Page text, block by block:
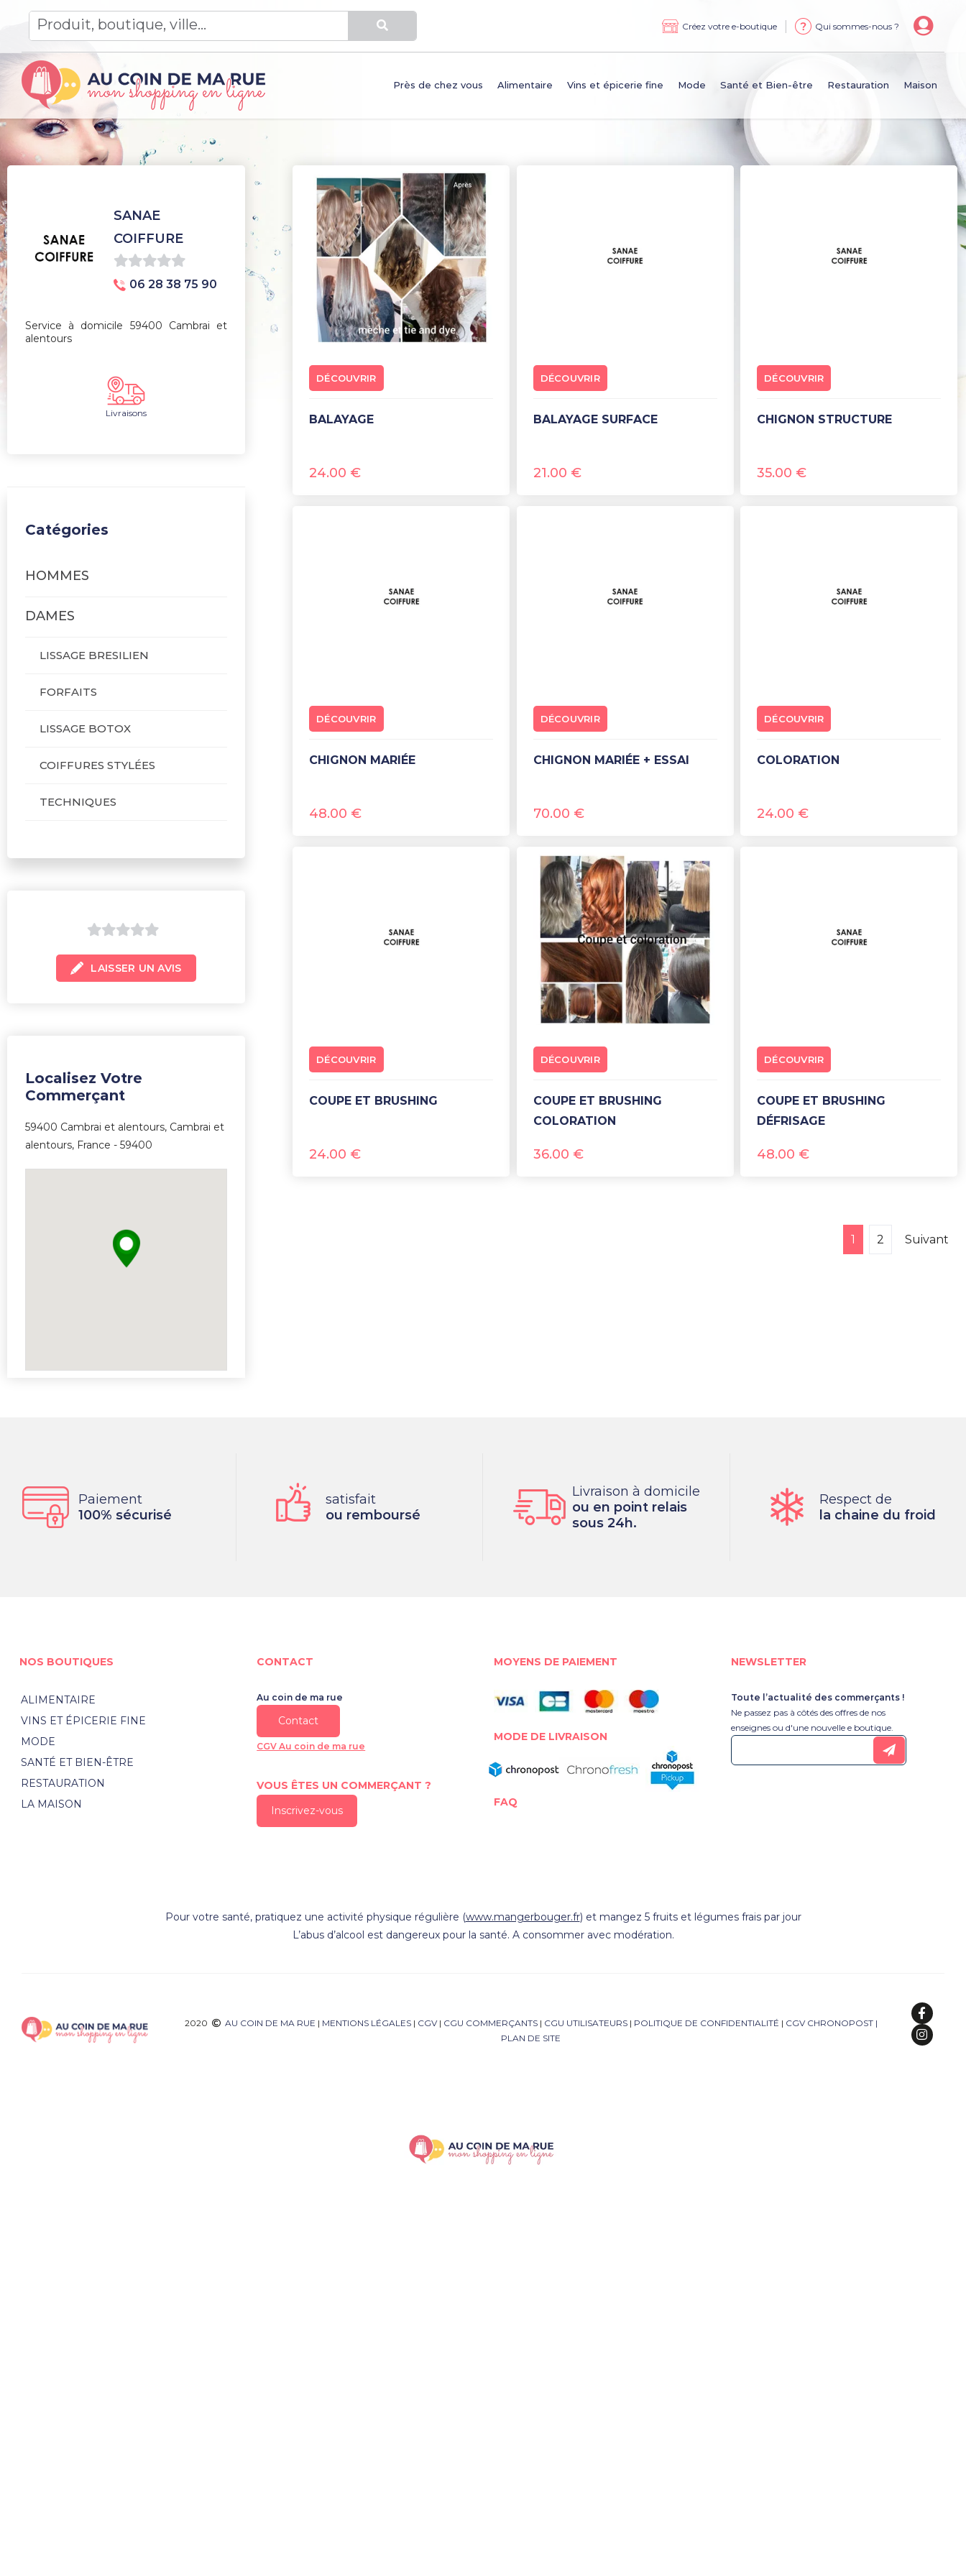
content
Créez votre e-boutique Qui sommes-nous ?
Près de chez vous Alimentaire Vins et épicerie fine Mode Santé et Bien-être Restauration Maison
BALAYAGE
24.00 €
DÉCOUVRIR
BALAYAGE SURFACE
21.00 €
DÉCOUVRIR
CHIGNON STRUCTURE
35.00 €
DÉCOUVRIR
CHIGNON MARIÉE
48.00 €
DÉCOUVRIR
CHIGNON MARIÉE + ESSAI
70.00 €
DÉCOUVRIR
COLORATION
24.00 €
DÉCOUVRIR
COUPE ET BRUSHING
24.00 €
DÉCOUVRIR
COUPE ET BRUSHING
COLORATION
36.00 €
DÉCOUVRIR
COUPE ET BRUSHING
DÉFRISAGE
48.00 €
DÉCOUVRIR
1 2 Suivant
SANAE
COIFFURE
0
5
06 28 38 75 90
Service à domicile 59400 Cambrai et
alentours
Livraisons
Catégories
HOMMES
DAMES
LISSAGE BRESILIEN
FORFAITS
LISSAGE BOTOX
COIFFURES STYLÉES
TECHNIQUES
sur
LAISSER UN AVIS
Localisez Votre
Commerçant
59400 Cambrai et alentours, Cambrai et
alentours, France - 59400
Paiement
100% sécurisé
satisfait
ou remboursé
Livraison à domicile
ou en point relais
sous 24h.
Respect de
la chaine du froid
NOS BOUTIQUES
ALIMENTAIRE
VINS ET ÉPICERIE FINE
MODE
SANTÉ ET BIEN-ÊTRE
RESTAURATION
LA MAISON
CONTACT
Au coin de ma rue
Contact
CGV Au coin de ma rue
VOUS ÊTES UN COMMERÇANT ?
Inscrivez-vous
MOYENS DE PAIEMENT
MODE DE LIVRAISON
FAQ
NEWSLETTER
Toute l’actualité des commerçants !
Ne passez pas à côtés des offres de nos
enseignes ou d'une nouvelle e boutique.
Pour votre santé, pratiquez une activité physique régulière (www.mangerbouger.fr) et mangez 5 fruits et légumes frais par jour
L’abus d’alcool est dangereux pour la santé. A consommer avec modération.
2020 AU COIN DE MA RUE | MENTIONS LÉGALES| CGV| CGU COMMERÇANTS| CGU UTILISATEURS| POLITIQUE DE CONFIDENTIALITÉ | CGV CHRONOPOST |
PLAN DE SITE